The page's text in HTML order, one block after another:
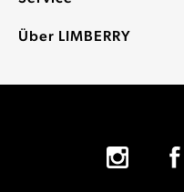
Über LIMBERRY